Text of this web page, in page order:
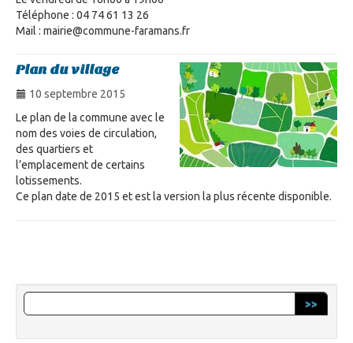
Téléphone : 04 74 61 13 26
Mail : mairie@commune-faramans.fr
Plan du village
10 septembre 2015
Le plan de la commune avec le
nom des voies de circulation,
des quartiers et
l’emplacement de certains
lotissements.
Ce plan date de 2015 et est la version la plus récente disponible.
>>